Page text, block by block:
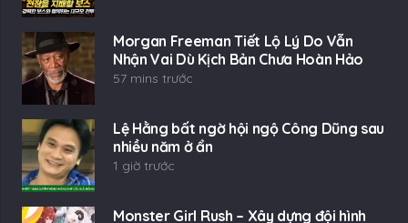
Morgan Freeman Tiết Lộ Lý Do Vẫn
Nhận Vai Dù Kịch Bản Chưa Hoàn Hảo
57 mins trước
Lệ Hằng bất ngờ hội ngộ Công Dũng sau
nhiều năm ở ẩn
1 giờ trước
Monster Girl Rush – Xây dựng đội hình